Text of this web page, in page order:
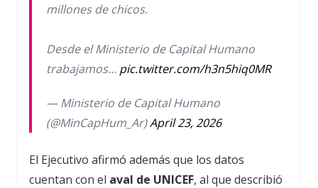
millones de chicos.
Desde el Ministerio de Capital Humano
trabajamos… pic.twitter.com/h3n5hiq0MR
— Ministerio de Capital Humano
(@MinCapHum_Ar)April 23, 2026
El Ejecutivo afirmó además que los datos
cuentan con el aval de UNICEF, al que describió